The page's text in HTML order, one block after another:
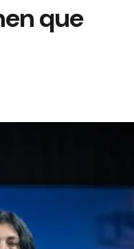
que